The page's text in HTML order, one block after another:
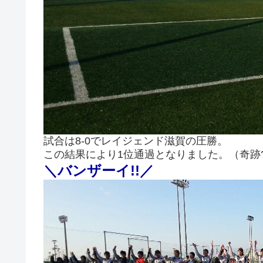
試合は8-0でレイジェンド滋賀の圧勝。
この結果により1位通過となりました。（奇跡
＼バンザーイ!!／